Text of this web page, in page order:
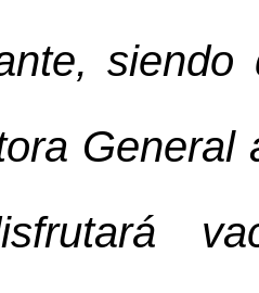
General